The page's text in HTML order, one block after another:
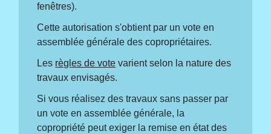
fenêtres).
Cette autorisation s'obtient par un vote en
assemblée générale des copropriétaires.
Les règles de vote varient selon la nature des
travaux envisagés.
Si vous réalisez des travaux sans passer par
un vote en assemblée générale, la
copropriété peut exiger la remise en état des